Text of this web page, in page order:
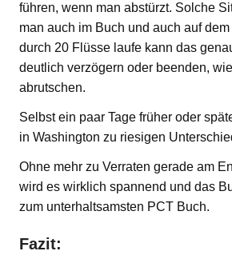
führen, wenn man abstürzt. Solche
man auch im Buch und auch auf
durch 20 Flüsse laufe kann das
deutlich verzögern oder beenden,
abrutschen.
Selbst ein paar Tage früher oder
in Washington zu riesigen
Ohne mehr zu Verraten gerade am
wird es wirklich spannend und das
zum unterhaltsamsten PCT Buch.
Fazit: